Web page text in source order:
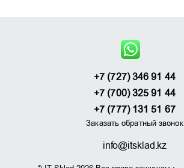
+7 (727) 346 91 44
+7 (700) 325 91 44
+7 (777) 131 51 67
Заказать обратный звонок
info@itsklad.kz